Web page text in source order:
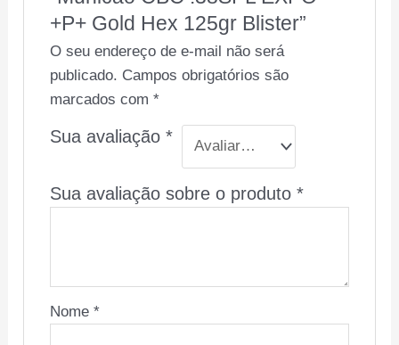
+P+ Gold Hex 125gr Blister”
O seu endereço de e-mail não será
publicado. Campos obrigatórios são
marcados com *
Sua avaliação *
Sua avaliação sobre o produto *
Nome *